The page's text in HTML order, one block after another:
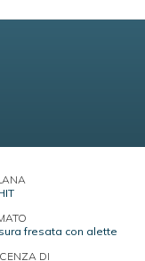
fresata con alette
DI